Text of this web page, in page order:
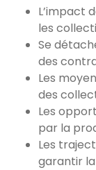
L’impact
les
Se
des
Les
des
Les
par la
Les
garantir